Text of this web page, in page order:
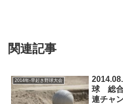
関連記事
2014年-早起き野球大会
球 総
連チャ